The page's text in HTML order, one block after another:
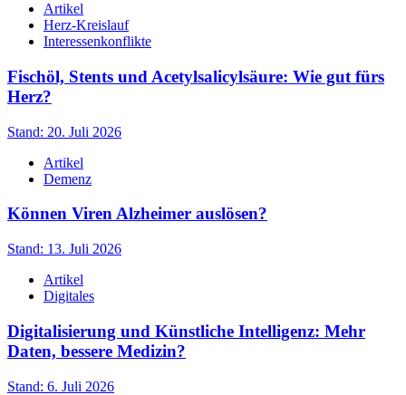
Artikel
Herz-Kreislauf
Interessenkonflikte
Fischöl, Stents und Acetylsalicylsäure: Wie gut fürs
Herz?
Stand: 20. Juli 2026
Artikel
Demenz
Können Viren Alzheimer auslösen?
Stand: 13. Juli 2026
Artikel
Digitales
Digitalisierung und Künstliche Intelligenz: Mehr
Daten, bessere Medizin?
Stand: 6. Juli 2026